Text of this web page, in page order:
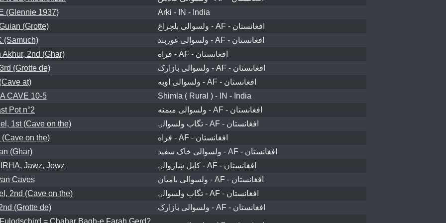
(Glennie 1937)
Arki - IN - India
(Grotte)
ولسوالی بلچراغ - AF - افغانستان
(Samuch)
ولسوالی غوربند - AF - افغانستان
2nd (Ghar)
فراه - AF - افغانستان
(Grotte de)
ولسوالی بازارک - AF - افغانستان
at)
ولسوالی اوبه - AF - افغانستان
CAVE 10-5
Shimla ( Rural ) - IN - India
Pot n°2
ولسوالی ميمنه - AF - افغانستان
1st (Cave on the)
تگاب ولسوالۍ - AF - افغانستان
on the)
فراه - AF - افغانستان
(Ghar)
ولسوالی خاک سفید - AF - افغانستان
Jawz, Jowz
کابل ښاروالۍ - AF - افغانستان
Caves
ولسوالی بامیان - AF - افغانستان
2nd (Cave on the)
تگاب ولسوالۍ - AF - افغانستان
(Grotte de)
ولسوالی بازارک - AF - افغانستان
= Chahar Bagh-e Farah Gerd?